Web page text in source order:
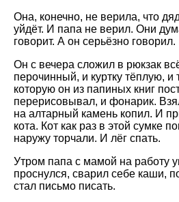
Она, конечно, не верила, что
уйдёт. И папа не верил. Они
говорит. А он серьёзно говорил.
Он с вечера сложил в рюкзак
перочинный, и куртку тёплую, и
которую он из папиных книг
перерисовывал, и фонарик.
на алтарный камень копил. И
кота. Кот как раз в этой сумке
наружу торчали. И лёг спать.
Утром папа с мамой на работу
проснулся, сварил себе каши,
стал письмо писать.